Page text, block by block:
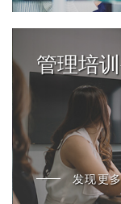
管理培
发现更多